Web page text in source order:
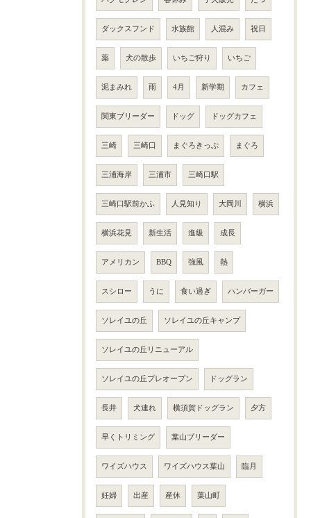
ダックスフンド 水族館 人混み 祝日
薬 犬の散歩 いちご狩り いちご
泥まみれ 雨 4月 新学期 カフェ
関東ブリーダー ドッグ ドッグカフェ
三崎 三崎口 まぐろきっぷ まぐろ
三浦海岸 三浦市 三崎口駅
三崎口駅前かふ 人見知り 大岡川 横浜
横浜花見 新生活 進級 成長
アメリカン BBQ 強風 熱
スシロー うに 食い過ぎ ハンバーガー
ソレイユの丘 ソレイユの丘キャンプ
ソレイユの丘リニューアル
ソレイユの丘プレオープン ドッグラン
長井 犬連れ 横須賀ドッグラン 夕方
早くトリミング 葉山ブリーダー
ワイズハウス ワイズハウス葉山 臨月
妊婦 出産 産休 葉山町